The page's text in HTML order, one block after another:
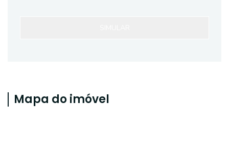
Mapa do imóvel